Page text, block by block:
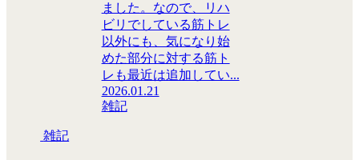
ました。なので、リハ
ビリでしている筋トレ
以外にも、気になり始
めた部分に対する筋ト
レも最近は追加してい...
2026.01.21
雑記
雑記